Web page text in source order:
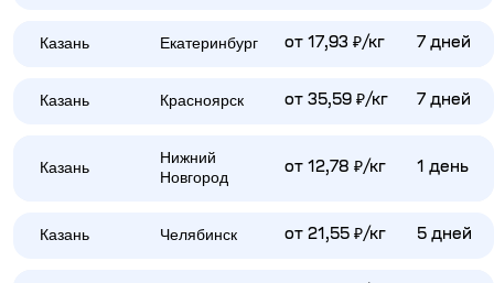
Казань Екатеринбург от 17,93 ₽/кг 7 дней
Казань Красноярск от 35,59 ₽/кг 7 дней
Казань
Нижний
Новгород
от 12,78 ₽/кг 1 день
Казань Челябинск от 21,55 ₽/кг 5 дней